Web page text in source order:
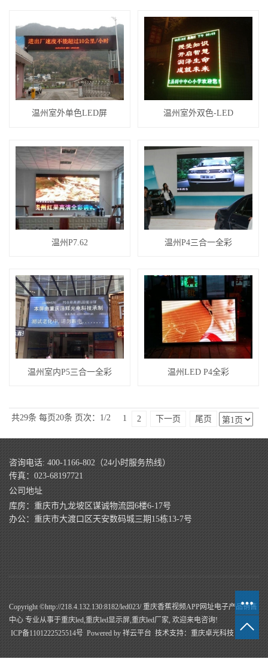
温州室外单色LED屏 温州室外双色-LED
温州P7.62 温州P4三合一全彩
温州室内P5三合一全彩 温州LED P4全彩
共29条 每页20条 页次：1/2 1 2 下一页 尾页
咨询电话: 400-1166-802（24小时服务热线）
传真：023-68197721
公司地址
库房：重庆市九龙坡区谋诚物流园6楼6-17号
办公：重庆市大渡口区天安数码城三期15栋13-7号
Copyright ©http://218.4.132.130:8182/led023/ 重庆香蕉视频APP网址电子产品销售
中心 专业从事于重庆led 重庆led显示屏 重庆led厂家 , 欢迎来电咨询!
ICP备1101222525514号 Powered by祥云平台 技术支持： 重庆卓光科技